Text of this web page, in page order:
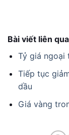
Bài viết liên
Tỷ giá ngoại
Tiếp tục
dầu
Giá vàng